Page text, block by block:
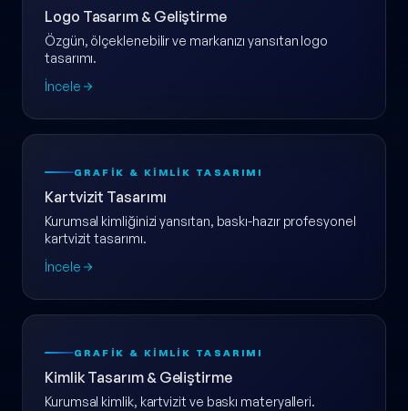
Logo Tasarım & Geliştirme
Özgün, ölçeklenebilir ve markanızı yansıtan logo
tasarımı.
İncele
GRAFIK & KIMLIK TASARIMI
Kartvizit Tasarımı
Kurumsal kimliğinizi yansıtan, baskı-hazır profesyonel
kartvizit tasarımı.
İncele
GRAFIK & KIMLIK TASARIMI
Kimlik Tasarım & Geliştirme
Kurumsal kimlik, kartvizit ve baskı materyalleri.